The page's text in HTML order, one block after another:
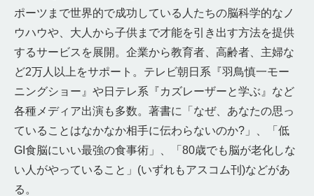
ポーツまで世界的で成功している人たちの脳科学的なノ
ウハウや、大人から子供まで才能を引き出す方法を提供
するサービスを展開。企業から教育者、高齢者、主婦な
ど2万人以上をサポート。テレビ朝日系『羽鳥慎一モー
ニングショー』や日テレ系『カズレーザーと学ぶ』など
各種メディア出演も多数。著書に「なぜ、あなたの思っ
ていることはなかなか相手に伝わらないのか?」、「低
GI食脳にいい最強の食事術」、「80歳でも脳が老化しな
い人がやっていること」(いずれもアスコム刊)などがあ
る。